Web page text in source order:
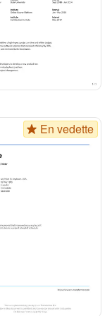
En vedette